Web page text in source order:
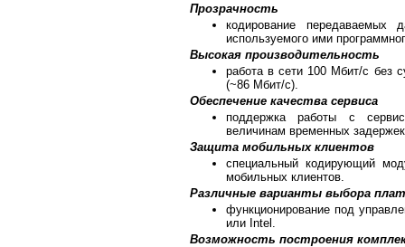
Прозрачность
кодирование передаваемых
используемого ими
Высокая производительность
работа в сети 100 Мбит/с без
(~86 Мбит/с).
Обеспечение качества сервиса
поддержка работы с
величинам временных
Защита мобильных клиентов
специальный кодирующий
мобильных клиентов.
Различные варианты выбора
функционирование под
или Intel.
Возможность построения